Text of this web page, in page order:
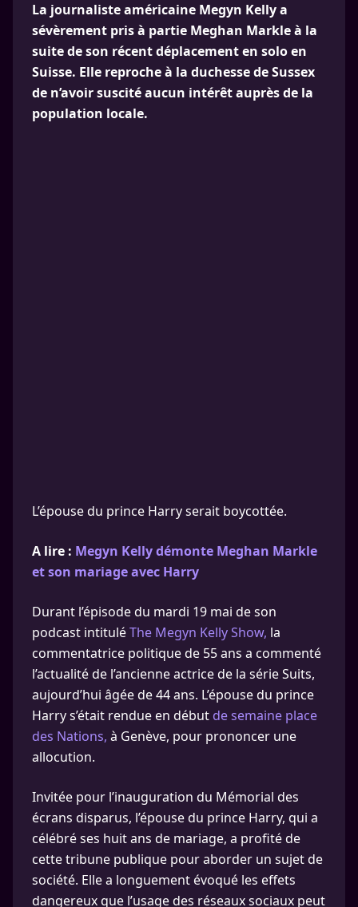
La journaliste américaine Megyn Kelly a
sévèrement pris à partie Meghan Markle à la
suite de son récent déplacement en solo en
Suisse. Elle reproche à la duchesse de Sussex
de n’avoir suscité aucun intérêt auprès de la
population locale.
L’épouse du prince Harry serait boycottée.
A lire : Megyn Kelly démonte Meghan Markle
et son mariage avec Harry
Durant l’épisode du mardi 19 mai de son
podcast intituléThe Megyn Kelly Show, la
commentatrice politique de 55 ans a commenté
l’actualité de l’ancienne actrice de la série Suits,
aujourd’hui âgée de 44 ans. L’épouse du prince
Harry s’était rendue en début de semaine place
des Nations, à Genève, pour prononcer une
allocution.
Invitée pour l’inauguration du Mémorial des
écrans disparus, l’épouse du prince Harry, qui a
célébré ses huit ans de mariage, a profité de
cette tribune publique pour aborder un sujet de
société. Elle a longuement évoqué les effets
dangereux que l’usage des réseaux sociaux peut